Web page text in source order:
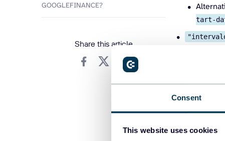
Consent
This website uses cookies
GOOGLEFINANCE?
Share this article
tart-
Ejemplos
Eche un